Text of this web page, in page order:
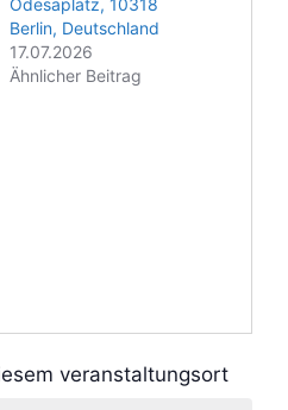
Odesaplatz, 10318
Berlin, Deutschland
17.07.2026
Ähnlicher Beitrag
veranstaltungsort